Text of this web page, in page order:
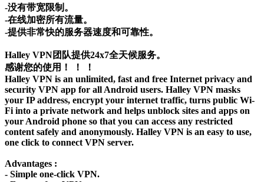
-没有带宽限制。
-在线加密所有流量。
-提供非常快的服务器速度和可靠性。
Halley VPN团队提供24x7全天候服务。
感谢您的使用！ ！ ！
Halley VPN is an unlimited, fast and free Internet privacy and
security VPN app for all Android users. Halley VPN masks
your IP address, encrypt your internet traffic, turns public Wi-
Fi into a private network and helps unblock sites and apps on
your Android phone so that you can access any restricted
content safely and anonymously. Halley VPN is an easy to use,
one click to connect VPN server.
Advantages :
- Simple one-click VPN.